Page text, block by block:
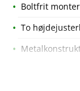
Boltfrit
To